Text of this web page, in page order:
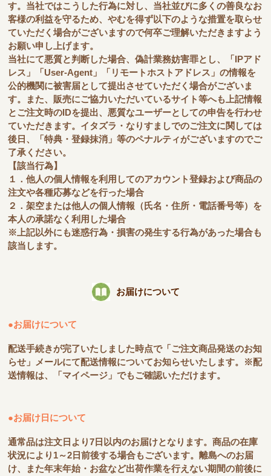
す。当社ではこうした行為に対し、当社並びに多くの善良なお
客様の利益を守るため、やむを得ず以下のような措置を取らせ
ていただく場合がございますので何卒ご理解いただきますよう
お願い申し上げます。
当社にて悪質と判断した場合、偽計業務妨害罪とし、「IPアド
レス」「User-Agent」「リモートホストアドレス」の情報を
公的機関に被害届として提出させていただく場合がございま
す。また、販売にご協力いただいているサイト等へも上記情報
とご注文時のIDを提出、悪質なユーザーとしての申告を行わせ
ていただきます。イタズラ・なりすましでのご注文に関しては
後日、「特典・登録抹消」等のペナルティがございますのでご
了承ください。
【該当行為】
１．他人の個人情報を利用してのアカウント登録および商品の
注文や各種応募などを行った場合
２．架空または他人の個人情報（氏名・住所・電話番号等）を
本人の承諾なく利用した場合
※上記以外にも迷惑行為・損害の発生する行為があった場合も
該当します。
お届けについて
●お届けについて
配送手続きが完了いたしました時点で「ご注文商品発送のお知
らせ」メールにて配送情報についてお知らせいたします。※配
送情報は、「マイページ」でもご確認いただけます。
●お届け日について
通常品は注文日より7日以内のお届けとなります。商品の在庫
状況により1～2日前後する場合もございます。離島へのお届
け、また年末年始・お盆など出荷作業を行えない期間の前後に